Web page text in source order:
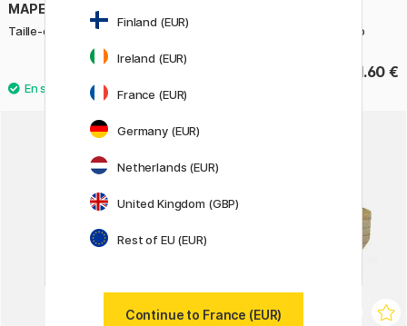
MAPED
Taille-crayon Croc Croc Be-bè Taille-crayon Jumbo
1.60 €
Finland (EUR)
Ireland (EUR)
France (EUR)
Germany (EUR)
Netherlands (EUR)
United Kingdom (GBP)
Rest of EU (EUR)
Continue to France (EUR)